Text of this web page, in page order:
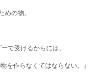
めの物。
で受けるからには、
を作らなくてはならない。』